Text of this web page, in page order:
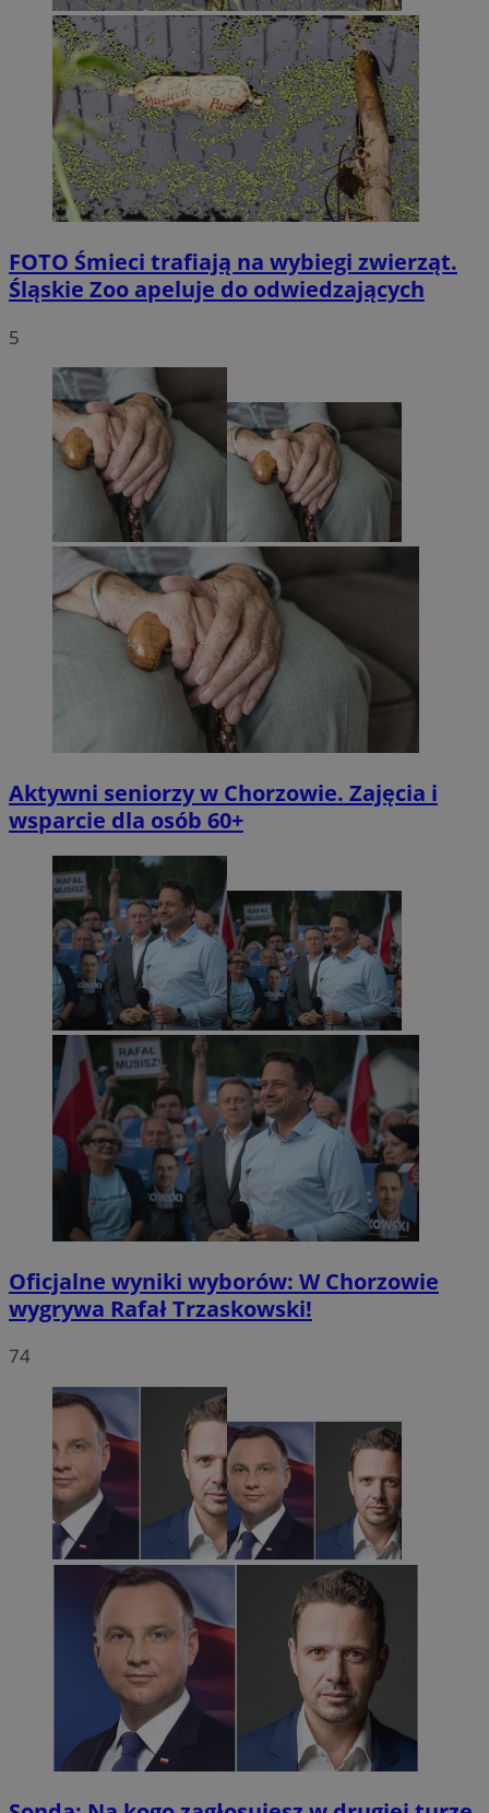
FOTO Śmieci trafiają na wybiegi zwierząt.
Śląskie Zoo apeluje do odwiedzających
5
Aktywni seniorzy w Chorzowie. Zajęcia i
wsparcie dla osób 60+
Oficjalne wyniki wyborów: W Chorzowie
wygrywa Rafał Trzaskowski!
74